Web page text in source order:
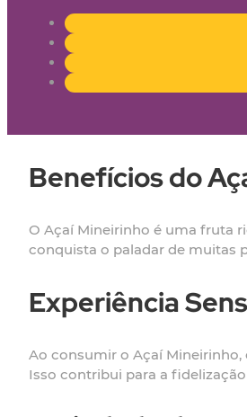
Benefícios do
O Açaí Mineirinho é uma fruta
conquista o paladar de muitas
Experiência
Ao consumir o Açaí
Isso contribui para a